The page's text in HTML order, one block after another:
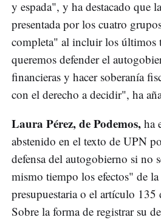
y espada", y ha destacado que
presentada por los cuatro
completa" al incluir los últimos
queremos defender el
financieras y hacer soberanía
con el derecho a decidir", ha
Laura Pérez, de Podemos, ha
abstenido en el texto de UPN
defensa del autogobierno si no
mismo tiempo los efectos" de
presupuestaria o el artículo
Sobre la forma de registrar su